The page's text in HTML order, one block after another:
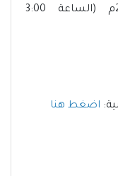
1448/01/14هـ الموافق 2026/06/29م (الساعة 3:00
اضغط هنا